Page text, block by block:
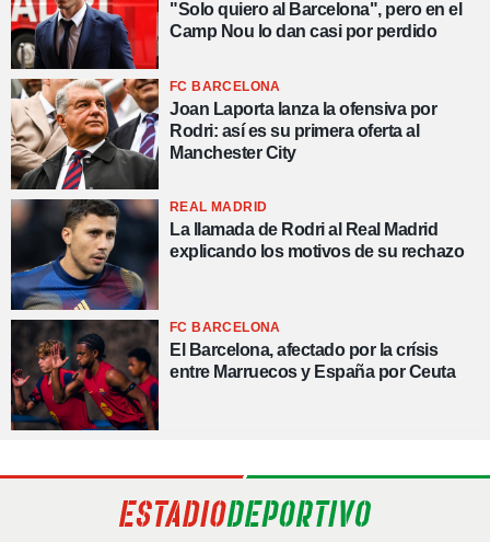
"Solo quiero al Barcelona", pero en el
Camp Nou lo dan casi por perdido
FC BARCELONA
Joan Laporta lanza la ofensiva por
Rodri: así es su primera oferta al
Manchester City
REAL MADRID
La llamada de Rodri al Real Madrid
explicando los motivos de su rechazo
FC BARCELONA
El Barcelona, afectado por la crísis
entre Marruecos y España por Ceuta